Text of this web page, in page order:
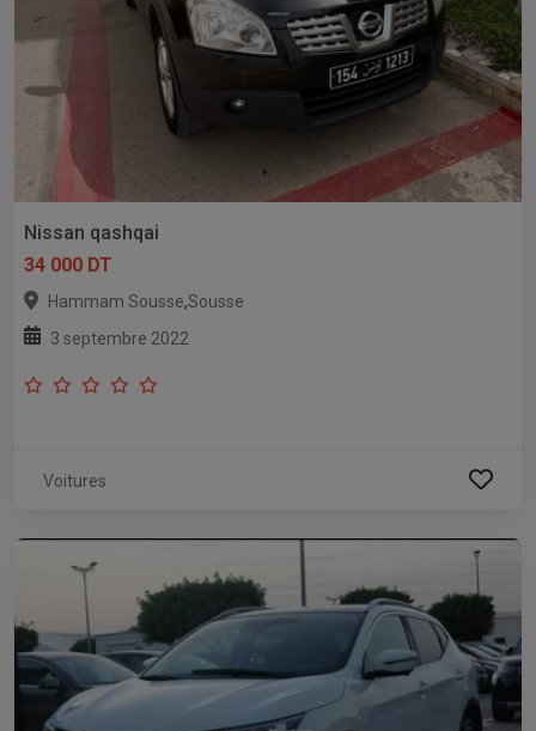
Nissan qashqai
34 000 DT
Hammam Sousse,Sousse
3 septembre 2022
Voitures